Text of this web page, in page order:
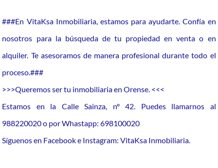
###En VitaKsa Inmobiliaria, estamos para ayudarte. Confía en
nosotros para la búsqueda de tu propiedad en venta o en
alquiler. Te asesoramos de manera profesional durante todo el
proceso.###
>>>Queremos ser tu inmobiliaria en Orense. <<<
Estamos en la Calle Sainza, nº 42. Puedes llamarnos al
988220020 o por Whastapp: 698100020
Síguenos en Facebook e Instagram: VitaKsa Inmobiliaria.